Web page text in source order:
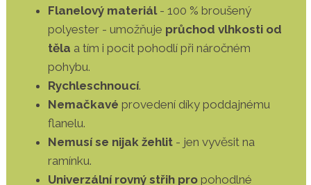
Flanelový materiál - 100 % broušený
polyester - umožňuje průchod vlhkosti od
těla a tím i pocit pohodlí při náročném
pohybu.
Rychleschnoucí.
Nemačkavé provedení díky poddajnému
flanelu.
Nemusí se nijak žehlit - jen vyvěsit na
ramínku.
Univerzální rovný střih pro pohodlné